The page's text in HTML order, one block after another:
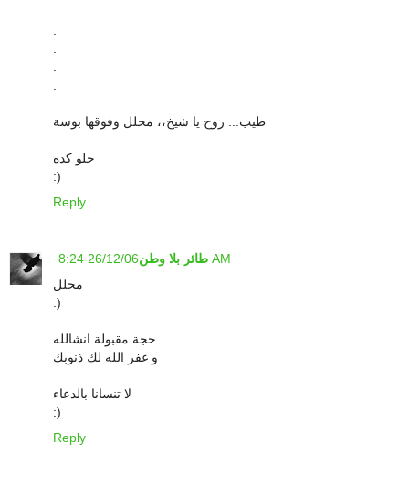
طيب... روح يا شيخ،، محلل وفوقها بوسة
حلو كده
:)
Reply
طائر بلا وطن 26/12/06 8:24 AM
محلل
:)
حجة مقبولة انشالله
و غفر الله لك ذنوبك
لا تنسانا بالدعاء
:)
Reply